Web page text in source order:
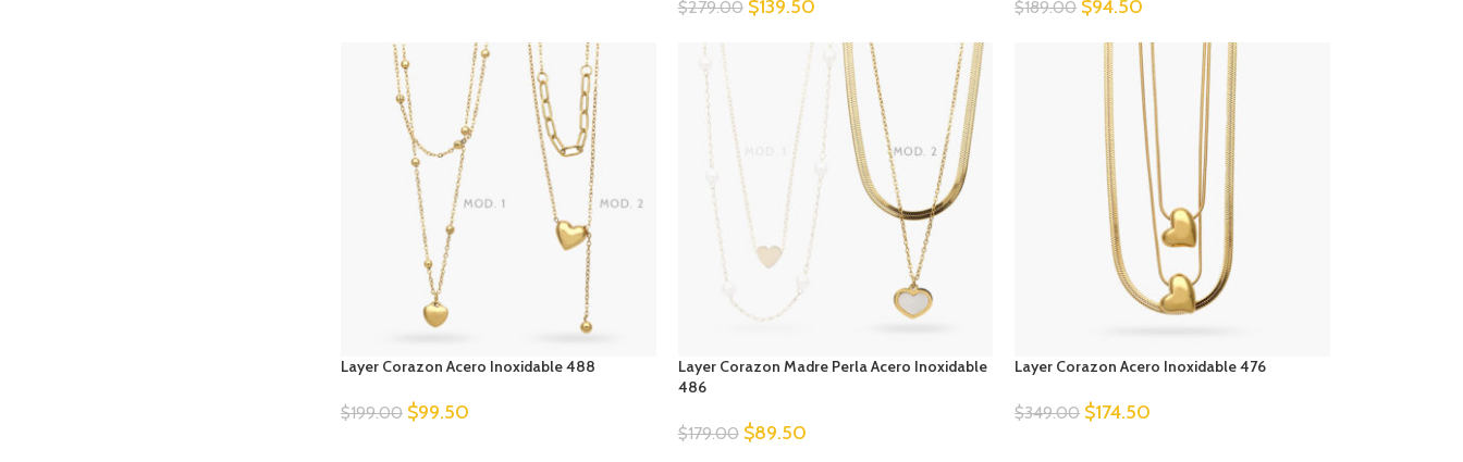
$279.00 $139.50 $189.00 $94.50
Layer Corazon Acero Inoxidable 488
$199.00 $99.50
Layer Corazon Madre Perla Acero Inoxidable
486
$179.00 $89.50
Layer Corazon Acero Inoxidable 476
$349.00 $174.50